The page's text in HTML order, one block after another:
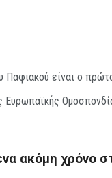
είναι ο
ακόμη χρόνο